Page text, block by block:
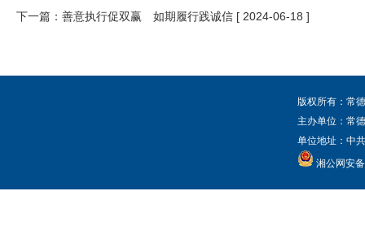
下一篇： 善意执行促双赢 如期履行践诚信 [ 2024-06-18 ]
版权所有：常
主办单位：常
单位地址：中
湘公网安